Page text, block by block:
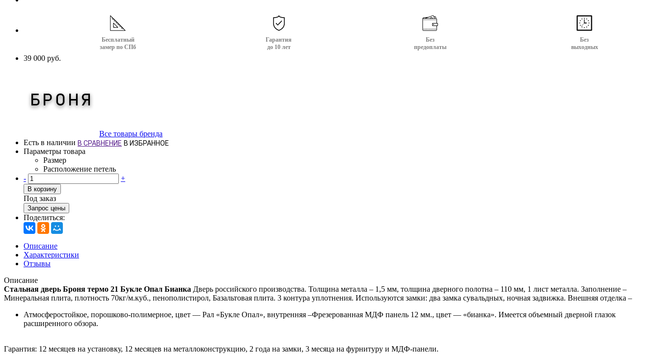
Бесплатный
замер по СПб
Гарантия
до 10 лет
Без
предоплаты
Без
выходных
39 000 руб.
Все товары бренда
Есть в наличии В СРАВНЕНИЕ В ИЗБРАННОЕ
Параметры товара
Размер
Расположение петель
-
+
В корзину
Под заказ
Запрос цены
Поделиться:
Описание
Характеристики
Отзывы
Описание
Стальная дверь Броня термо 21 Букле Опал Бианка Дверь российского производства. Толщина металла – 1,5 мм, толщина дверного полотна – 110 мм, 1 лист металла. Заполнение –
Минеральная плита, плотность 70кг/м.куб., пенополистирол, Базальтовая плита. 3 контура уплотнения. Используются замки: два замка сувальдных, ночная задвижка. Внешняя отделка –
Атмосферостойкое, порошково-полимерное, цвет — Рал «Букле Опал», внутренняя –Фрезерованная МДФ панель 12 мм., цвет — «бианка». Имеется объемный дверной глазок
расширенного обзора.
Гарантия: 12 месяцев на установку, 12 месяцев на металлоконструкцию, 2 года на замки, 3 месяца на фурнитуру и МДФ-панели.